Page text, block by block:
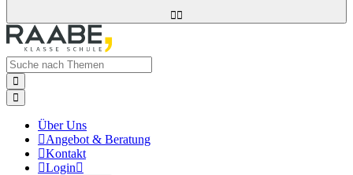



Über Uns
Angebot & Beratung
Kontakt
Login